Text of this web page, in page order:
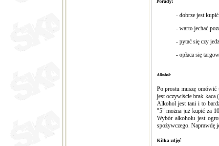
- dobrze jest
- warto jechać
- pytać się czy
- opłaca się
Alkohol:
Po prostu muszę
jest oczywiście brak kaca
Alkohol jest tani i to
"5" można już kupić za
Wybór alkoholu jest
spożywczego. Naprawdę
Kilka zdjęć